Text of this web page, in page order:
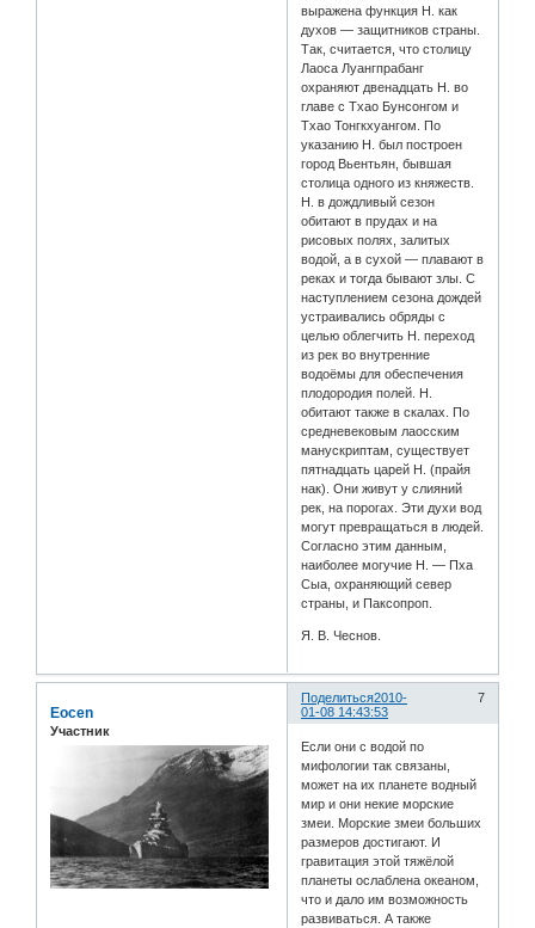
выражена функция Н. как
духов — защитников страны.
Так, считается, что столицу
Лаоса Луангпрабанг
охраняют двенадцать Н. во
главе с Тхао Бунсонгом и
Тхао Тонгкхуангом. По
указанию Н. был построен
город Вьентьян, бывшая
столица одного из княжеств.
Н. в дождливый сезон
обитают в прудах и на
рисовых полях, залитых
водой, а в сухой — плавают в
реках и тогда бывают злы. С
наступлением сезона дождей
устраивались обряды с
целью облегчить Н. переход
из рек во внутренние
водоёмы для обеспечения
плодородия полей. Н.
обитают также в скалах. По
средневековым лаосским
манускриптам, существует
пятнадцать царей Н. (прайя
нак). Они живут у слияний
рек, на порогах. Эти духи вод
могут превращаться в людей.
Согласно этим данным,
наиболее могучие Н. — Пха
Сыа, охраняющий север
страны, и Паксопроп.
Я. В. Чеснов.
Поделиться 7
2010-
01-08 14:43:53
Eocen
Участник
Если они с водой по
мифологии так связаны,
может на их планете водный
мир и они некие морские
змеи. Морские змеи больших
размеров достигают. И
гравитация этой тяжёлой
планеты ослаблена океаном,
что и дало им возможность
развиваться. А также